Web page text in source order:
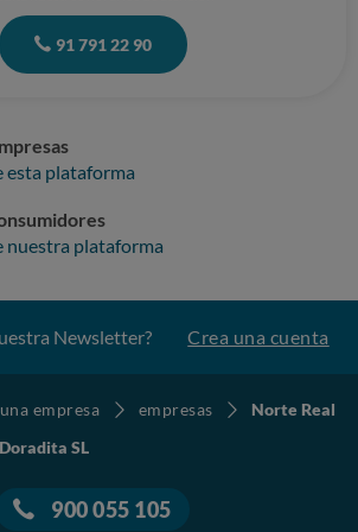
91 791 22 90
esta plataforma
nuestra plataforma
Newsletter? Crea una cuenta
empresa empresas
Norte Real
SL
900 055 105